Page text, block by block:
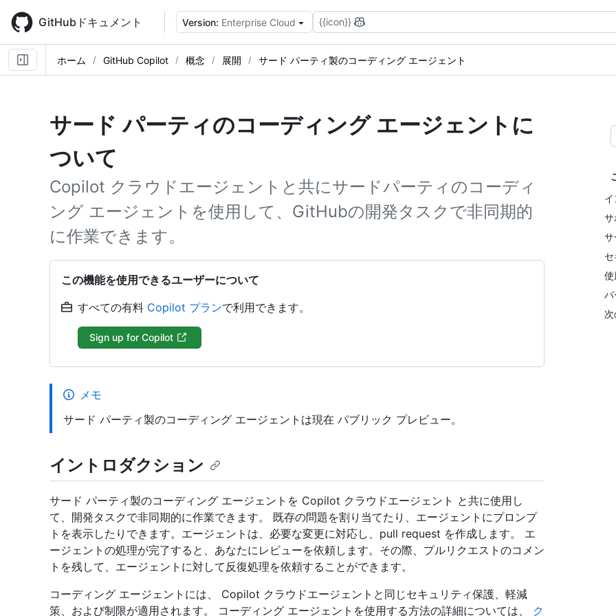
main
content
GitHubドキュメント Version: Enterprise Cloud {{icon}}
ホーム GitHub Copilot 概念 展開 サード パーティ製のコーディング エージェント
サード パーティのコーディング エージェントに
ついて
Copilot クラウドエージェントと共にサードパーティのコーディ
ング エージェントを使用して、GitHubの開発タスクで非同期的
に作業できます。
この機能を使用できるユーザーについて
すべての有料 Copilot プランで利用できます。
Sign up for Copilot
サ
サ
使
パ
メモ
サード パーティ製のコーディング エージェントは現在 パブリック プレビュー。
イントロダクション
サード パーティ製のコーディング エージェントを Copilot クラウドエージェント と共に使用し
て、開発タスクで非同期的に作業できます。 既存の問題を割り当てたり、エージェントにプロンプ
トを表示したりできます。エージェントは、必要な変更に対応し、pull request を作成します。 エ
ージェントの処理が完了すると、あなたにレビューを依頼します。その際、プルリクエストのコメン
トを残して、エージェントに対して反復処理を依頼することができます。
コーディング エージェントには、 Copilot クラウドエージェントと同じセキュリティ保護、軽減
策、および制限が適用されます。 コーディング エージェントを使用する方法の詳細については、 ク